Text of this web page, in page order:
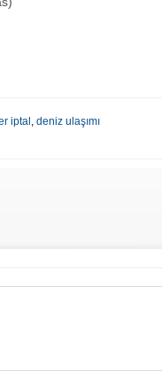
iptal , deniz ulaşımı